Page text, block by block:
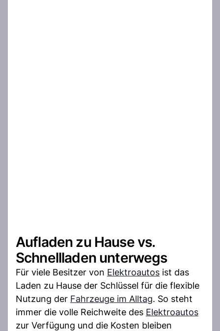
Aufladen zu Hause vs.
Schnellladen unterwegs
Für viele Besitzer von Elektroautos ist das
Laden zu Hause der Schlüssel für die flexible
Nutzung der Fahrzeuge im Alltag. So steht
immer die volle Reichweite des Elektroautos
zur Verfügung und die Kosten bleiben